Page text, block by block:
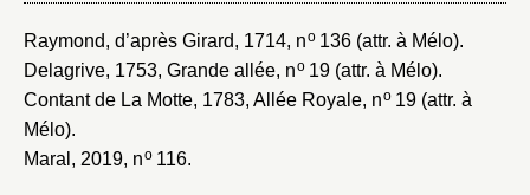
Raymond, d’après Girard, 1714, no136 (attr. à Mélo).
Delagrive, 1753, Grande allée, no19 (attr. à Mélo).
Contant de La Motte, 1783, Allée Royale, no19 (attr. à
Mélo).
Maral, 2019, no116.